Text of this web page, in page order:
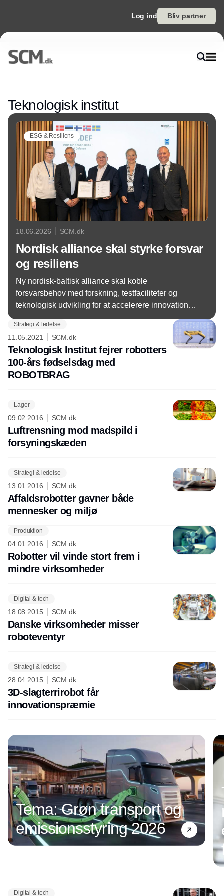
Log ind Bliv partner
Teknologisk institut
ESG & Resiliens
18.06.2026 SCM.dk
Nordisk alliance skal styrke forsvar
og resiliens
Ny nordisk-baltisk alliance skal koble
forsvarsbehov med forskning, testfaciliteter og
teknologisk udvikling for at accelerere innovation,
Strategi & ledelse
11.05.2021 SCM.dk
Teknologisk Institut fejrer robotters
100-års fødselsdag med
ROBOTBRAG
Lager
09.02.2016 SCM.dk
Luftrensning mod madspild i
forsyningskæden
Strategi & ledelse
13.01.2016 SCM.dk
Affaldsrobotter gavner både
mennesker og miljø
Produktion
04.01.2016 SCM.dk
Robotter vil vinde stort frem i
mindre virksomheder
Digital & tech
18.08.2015 SCM.dk
Danske virksomheder misser
roboteventyr
Strategi & ledelse
28.04.2015 SCM.dk
3D-slagterrirobot får
innovationspræmie
Tema: Grøn transport og
emissionsstyring 2026
Digital & tech